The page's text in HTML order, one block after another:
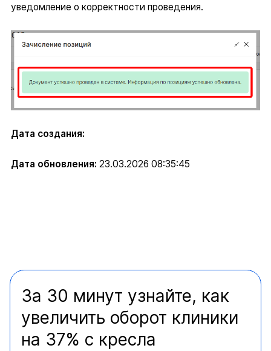
уведомление о корректности проведения.
Дата создания:
Дата обновления: 23.03.2026 08:35:45
За 30 минут узнайте, как
увеличить оборот клиники
на 37% с кресла